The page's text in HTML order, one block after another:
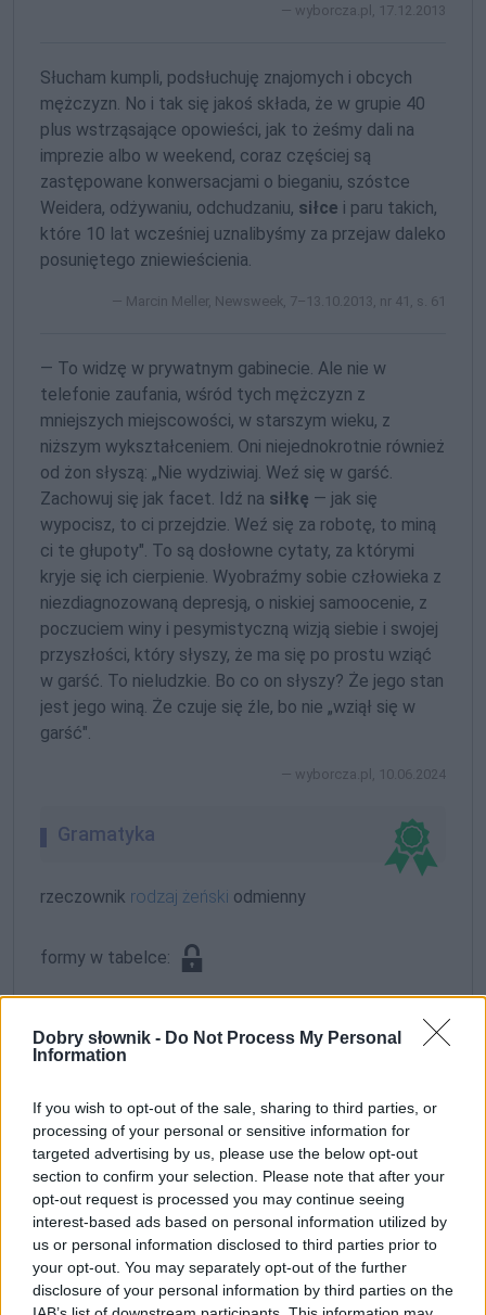
Dobry słownik - Do Not Process My Personal
Information
If you wish to opt-out of the sale, sharing to third parties, or
processing of your personal or sensitive information for
targeted advertising by us, please use the below opt-out
section to confirm your selection. Please note that after your
opt-out request is processed you may continue seeing
interest-based ads based on personal information utilized by
us or personal information disclosed to third parties prior to
your opt-out. You may separately opt-out of the further
disclosure of your personal information by third parties on the
wyborcza.pl, 17.12.2013
Słucham kumpli, podsłuchuję znajomych i obcych
mężczyzn. No i tak się jakoś składa, że w grupie 40
plus wstrząsające opowieści, jak to żeśmy dali na
imprezie albo w weekend, coraz częściej są
zastępowane konwersacjami o bieganiu, szóstce
Weidera, odżywaniu, odchudzaniu, siłce i paru takich,
które 10 lat wcześniej uznalibyśmy za przejaw daleko
posuniętego zniewieścienia.
Marcin Meller, Newsweek, 7–13.10.2013, nr 41, s. 61
— To widzę w prywatnym gabinecie. Ale nie w
telefonie zaufania, wśród tych mężczyzn z
mniejszych miejscowości, w starszym wieku, z
niższym wykształceniem. Oni niejednokrotnie również
od żon słyszą: „Nie wydziwiaj. Weź się w garść.
Zachowuj się jak facet. Idź na siłkę — jak się
wypocisz, to ci przejdzie. Weź się za robotę, to miną
ci te głupoty". To są dosłowne cytaty, za którymi
kryje się ich cierpienie. Wyobraźmy sobie człowieka z
niezdiagnozowaną depresją, o niskiej samoocenie, z
poczuciem winy i pesymistyczną wizją siebie i swojej
przyszłości, który słyszy, że ma się po prostu wziąć
w garść. To nieludzkie. Bo co on słyszy? Że jego stan
jest jego winą. Że czuje się źle, bo nie „wziął się w
garść".
wyborcza.pl, 10.06.2024
Gramatyka
rzeczownik rodzaj żeński odmienny
formy w tabelce:
siłce; siłek; siłka; siłką; siłkach; siłkami; siłkę; siłki;
ZGŁOŚ POPRAWKĘ